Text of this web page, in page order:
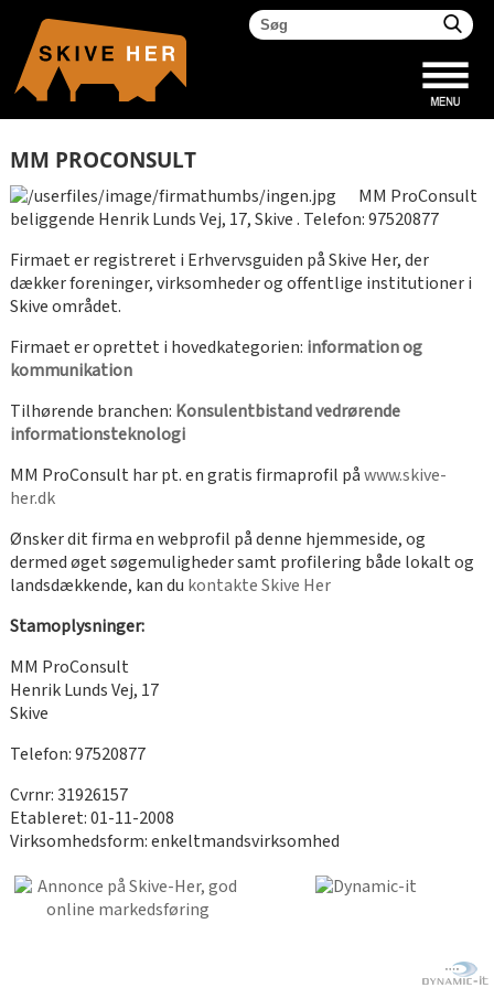
MM PROCONSULT
MM ProConsult
beliggende Henrik Lunds Vej, 17, Skive . Telefon: 97520877
Firmaet er registreret i Erhvervsguiden på Skive Her, der
dækker foreninger, virksomheder og offentlige institutioner i
Skive området.
Firmaet er oprettet i hovedkategorien: information og
kommunikation
Tilhørende branchen: Konsulentbistand vedrørende
informationsteknologi
MM ProConsult har pt. en gratis firmaprofil påwww.skive-
her.dk
Ønsker dit firma en webprofil på denne hjemmeside, og
dermed øget søgemuligheder samt profilering både lokalt og
landsdækkende, kan du kontakte Skive Her
Stamoplysninger:
MM ProConsult
Henrik Lunds Vej, 17
Skive
Telefon: 97520877
Cvrnr: 31926157
Etableret: 01-11-2008
Virksomhedsform: enkeltmandsvirksomhed